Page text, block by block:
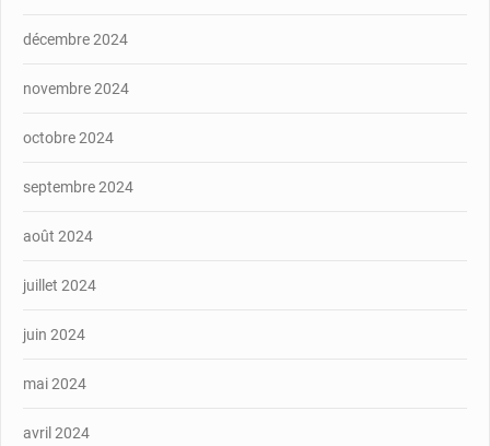
décembre 2024
novembre 2024
octobre 2024
septembre 2024
août 2024
juillet 2024
juin 2024
mai 2024
avril 2024